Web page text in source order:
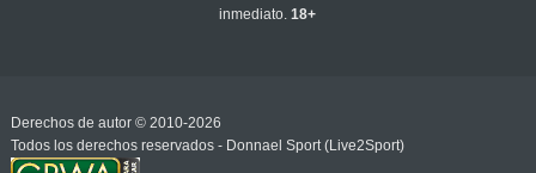
inmediato.18+
Derechos de autor © 2010-2026
Todos los derechos reservados - Donnael Sport (Live2Sport)